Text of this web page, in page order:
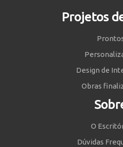
Projetos
Design de
Obras
O
Dúvidas